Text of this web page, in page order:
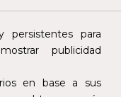
persistentes para
publicidad
en base a sus